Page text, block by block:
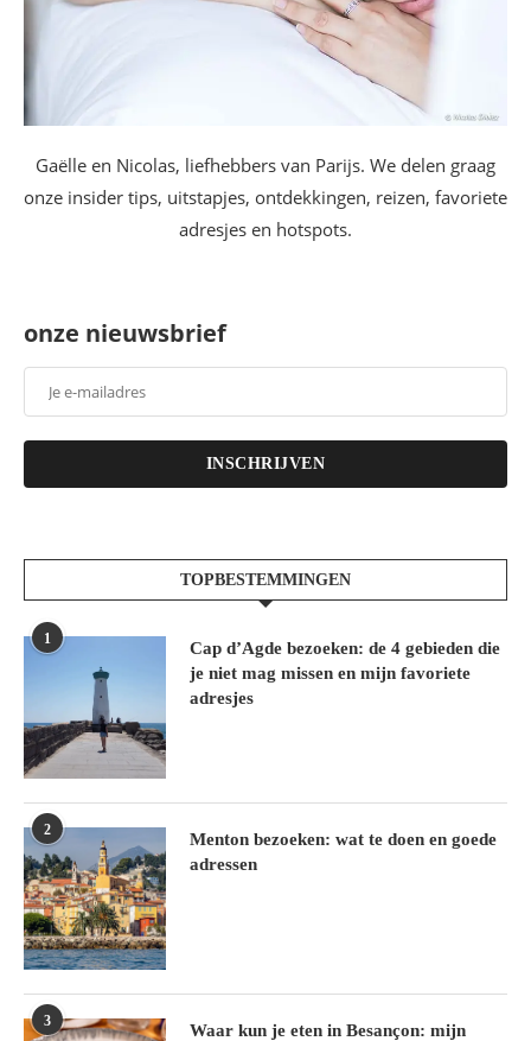
Gaëlle en Nicolas, liefhebbers van Parijs. We delen graag
onze insider tips, uitstapjes, ontdekkingen, reizen, favoriete
adresjes en hotspots.
onze nieuwsbrief
INSCHRIJVEN
TOPBESTEMMINGEN
1
Cap d’Agde bezoeken: de 4 gebieden die
je niet mag missen en mijn favoriete
adresjes
2
Menton bezoeken: wat te doen en goede
adressen
3
Waar kun je eten in Besançon: mijn